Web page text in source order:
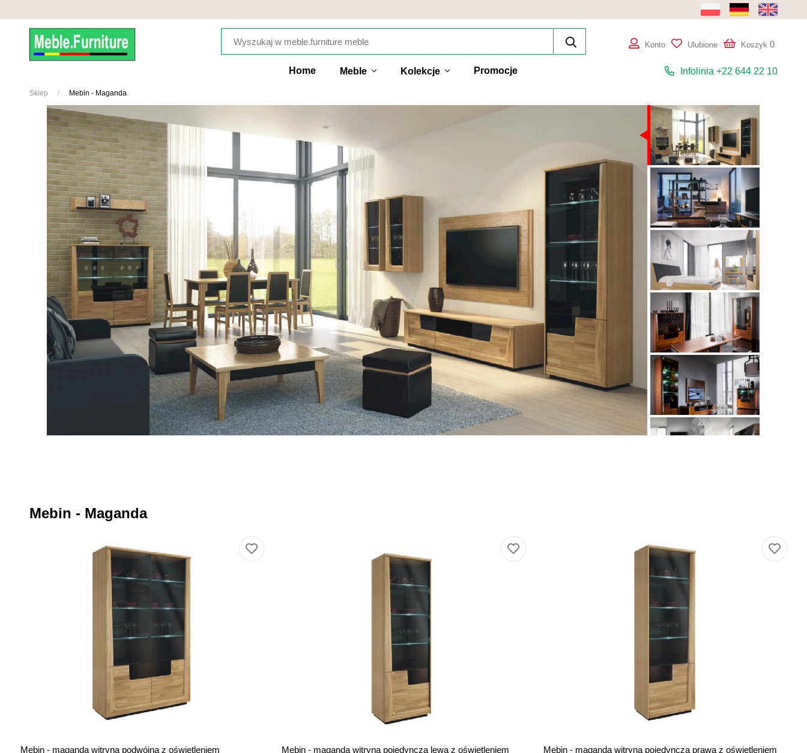
Konto Ulubione Koszyk0
Infolinia +22 644 22 10
Home Meble Kolekcje Promocje
Sklep Mebin - Maganda
Mebin - Maganda
Mebin - maganda witryna podwójna z oświetleniem Mebin - maganda witryna pojedyncza lewa z oświetleniem Mebin - maganda witryna pojedyncza prawa z oświetleniem